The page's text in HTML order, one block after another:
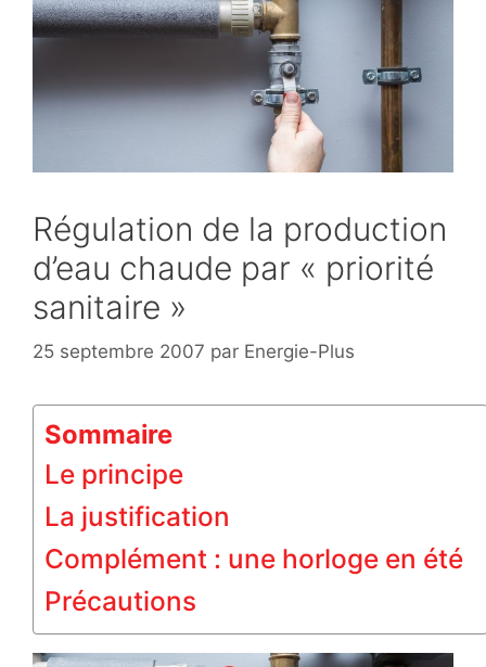
Régulation de la production
d’eau chaude par « priorité
sanitaire »
25 septembre 2007 par Energie-Plus
Sommaire
Le principe
La justification
Complément : une horloge en été
Précautions